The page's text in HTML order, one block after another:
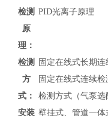
检测
原
理：
PID光离子原理
检测
方
式：
固定在线式长期连
固定在线式连续
检测方式（气泵选
安装 壁挂式、管道一体